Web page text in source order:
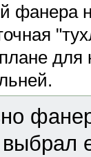
фанера
для
выбрал